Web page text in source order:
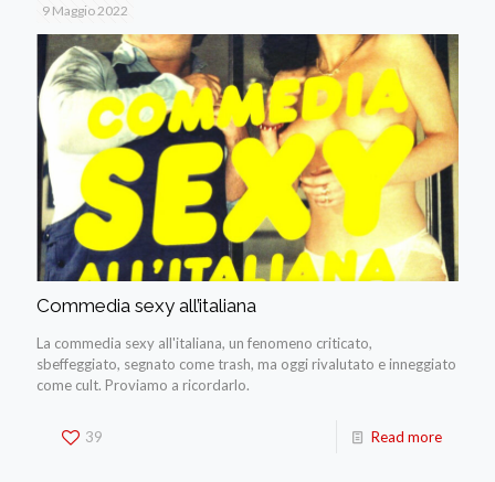
9 Maggio 2022
Commedia sexy all’italiana
La commedia sexy all'italiana, un fenomeno criticato,
sbeffeggiato, segnato come trash, ma oggi rivalutato e inneggiato
come cult. Proviamo a ricordarlo.
39 Read more